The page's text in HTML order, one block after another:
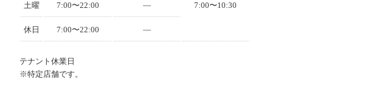
7:00〜10:30
土曜 7:00〜22:00 —
休日 7:00〜22:00 —
テナント休業日
※特定店舗です。